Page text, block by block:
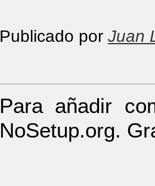
Publicado por Juan
Para añadir
NoSetup.org.